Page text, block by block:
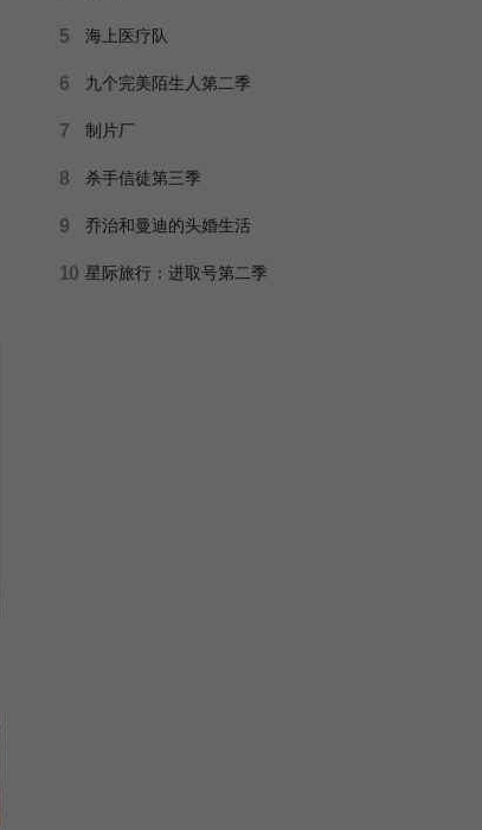
5 海上医疗队
6 九个完美陌生人第二季
7 制片厂
8 杀手信徒第三季
9 乔治和曼迪的头婚生活
10 星际旅行：进取号第二季